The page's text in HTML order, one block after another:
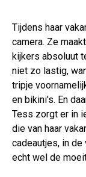
Tijdens haar
camera. Ze
kijkers absoluut
niet zo lastig,
tripje
en bikini's. En
Tess zorgt er in
die van haar
cadeautjes, in
echt wel de